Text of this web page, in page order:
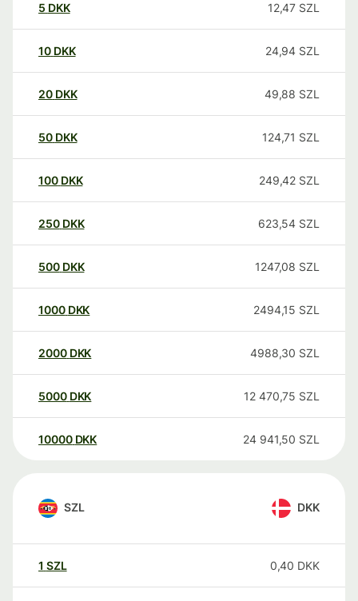
5 DKK 12,47 SZL
10 DKK 24,94 SZL
20 DKK 49,88 SZL
50 DKK 124,71 SZL
100 DKK 249,42 SZL
250 DKK 623,54 SZL
500 DKK 1247,08 SZL
1000 DKK 2494,15 SZL
2000 DKK 4988,30 SZL
5000 DKK 12 470,75 SZL
10000 DKK 24 941,50 SZL
SZL DKK
1 SZL 0,40 DKK